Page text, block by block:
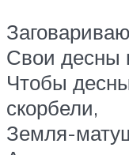
Свои десны
Чтобы
скорбели,
Земля-